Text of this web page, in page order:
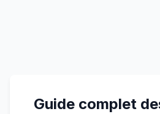
Guide complet